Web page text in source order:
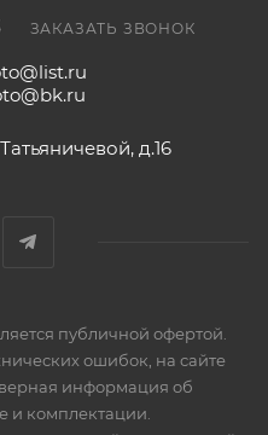
ЗАКАЗАТЬ ЗВОНОК
д.16
публичной офертой.
ошибок, на сайте
информация об
и комплектации.